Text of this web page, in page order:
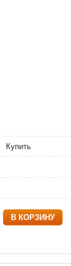
Купить
В КОРЗИНУ